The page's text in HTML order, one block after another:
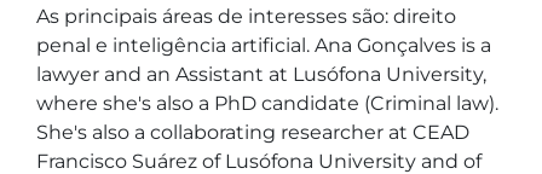
As principais áreas de interesses são: direito
penal e inteligência artificial. Ana Gonçalves is a
lawyer and an Assistant at Lusófona University,
where she's also a PhD candidate (Criminal law).
She's also a collaborating researcher at CEAD
Francisco Suárez of Lusófona University and of